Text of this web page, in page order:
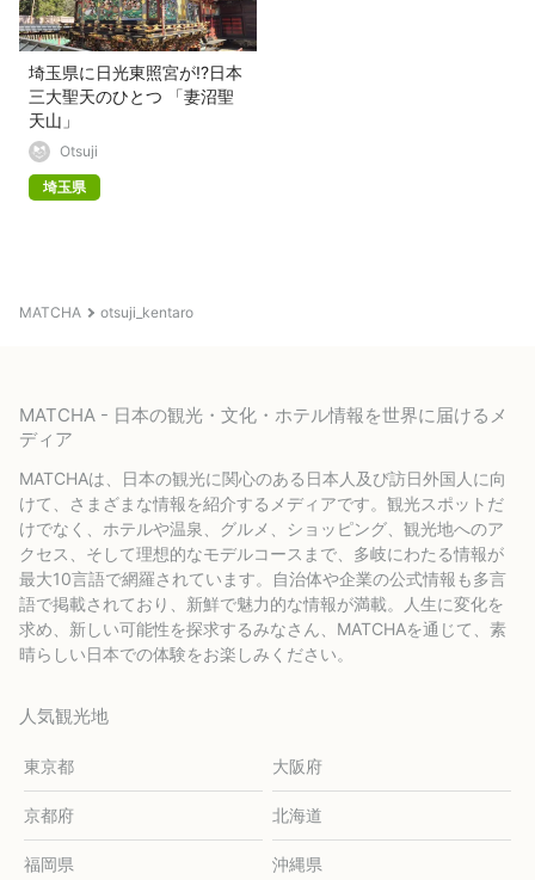
MATCHA otsuji_kentaro
埼玉県に日光東照宮が!?日本
三大聖天のひとつ 「妻沼聖
天山」
Otsuji
埼玉県
MATCHA - 日本の観光・文化・ホテル情報を世界に届けるメ
ディア
MATCHAは、日本の観光に関心のある日本人及び訪日外国人に向
けて、さまざまな情報を紹介するメディアです。観光スポットだ
けでなく、ホテルや温泉、グルメ、ショッピング、観光地へのア
クセス、そして理想的なモデルコースまで、多岐にわたる情報が
最大10言語で網羅されています。自治体や企業の公式情報も多言
語で掲載されており、新鮮で魅力的な情報が満載。人生に変化を
求め、新しい可能性を探求するみなさん、MATCHAを通じて、素
晴らしい日本での体験をお楽しみください。
人気観光地
東京都 大阪府
京都府 北海道
福岡県 沖縄県